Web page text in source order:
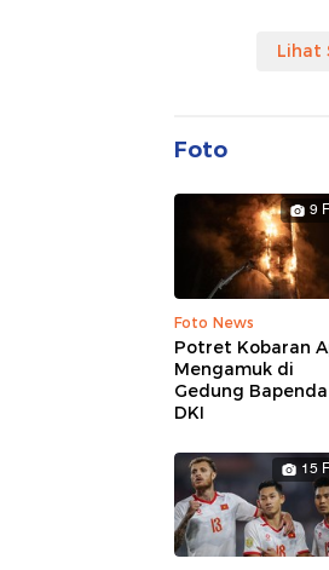
Lihat
Foto
9
Foto News
Potret Kobaran
Mengamuk di
Gedung Bapenda
DKI
15